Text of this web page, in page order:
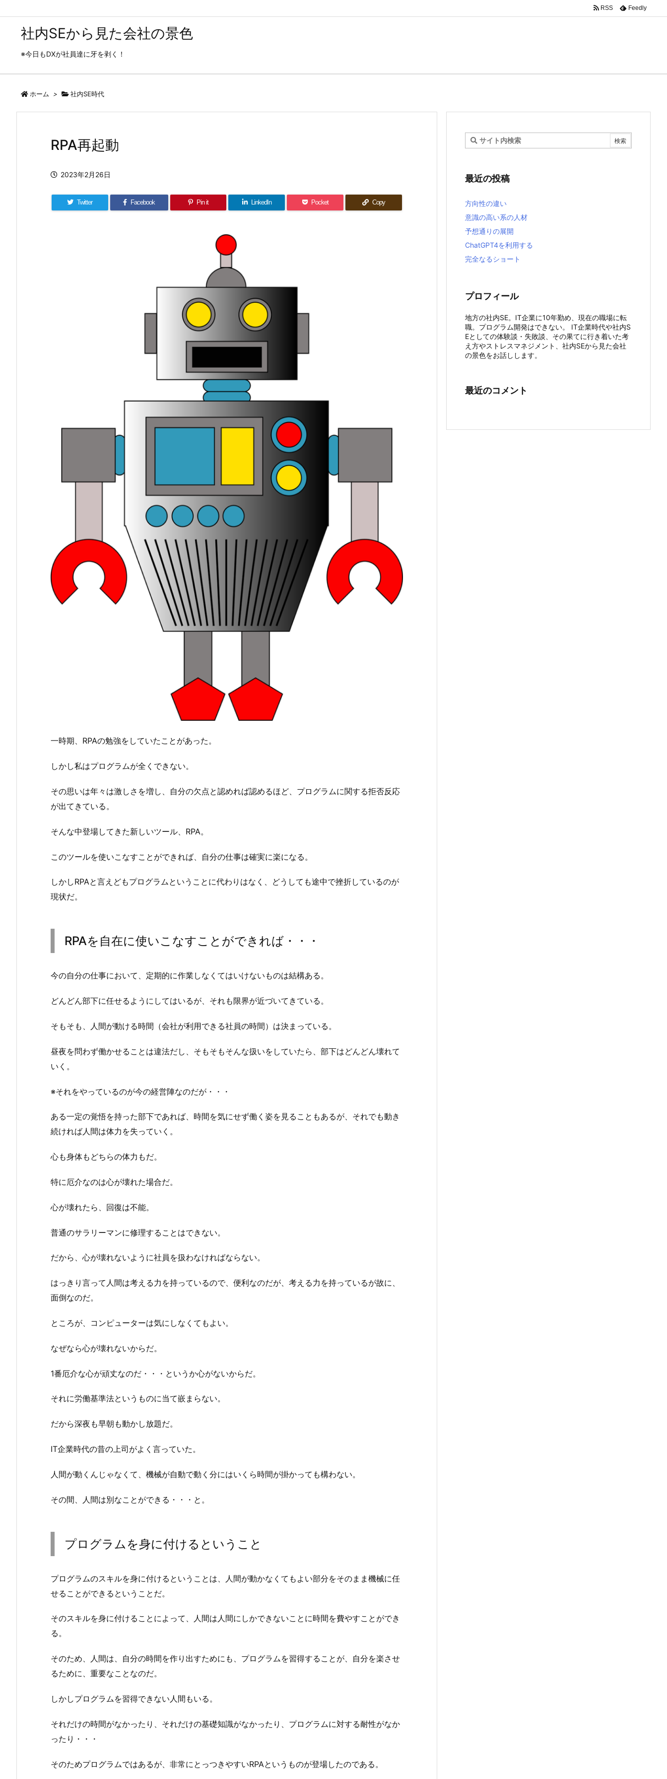
社内SEから見た会社の景色
※今日もDXが社員達に牙を剥く！
RSS Feedly
ホーム > 社内SE時代
RPA再起動
2023年2月26日
Twitter Facebook Pin it LinkedIn Pocket Copy
一時期、RPAの勉強をしていたことがあった。
しかし私はプログラムが全くできない。
その思いは年々は激しさを増し、自分の欠点と認めれば認めるほど、プログラムに関する拒否反応
が出てきている。
そんな中登場してきた新しいツール、RPA。
このツールを使いこなすことができれば、自分の仕事は確実に楽になる。
しかしRPAと言えどもプログラムということに代わりはなく、どうしても途中で挫折しているのが
現状だ。
RPAを自在に使いこなすことができれば・・・
今の自分の仕事において、定期的に作業しなくてはいけないものは結構ある。
どんどん部下に任せるようにしてはいるが、それも限界が近づいてきている。
そもそも、人間が動ける時間（会社が利用できる社員の時間）は決まっている。
昼夜を問わず働かせることは違法だし、そもそもそんな扱いをしていたら、部下はどんどん壊れて
いく。
※それをやっているのが今の経営陣なのだが・・・
ある一定の覚悟を持った部下であれば、時間を気にせず働く姿を見ることもあるが、それでも動き
続ければ人間は体力を失っていく。
心も身体もどちらの体力もだ。
特に厄介なのは心が壊れた場合だ。
心が壊れたら、回復は不能。
普通のサラリーマンに修理することはできない。
だから、心が壊れないように社員を扱わなければならない。
はっきり言って人間は考える力を持っているので、便利なのだが、考える力を持っているが故に、
面倒なのだ。
ところが、コンピューターは気にしなくてもよい。
なぜなら心が壊れないからだ。
1番厄介な心が頑丈なのだ・・・というか心がないからだ。
それに労働基準法というものに当て嵌まらない。
だから深夜も早朝も動かし放題だ。
IT企業時代の昔の上司がよく言っていた。
人間が動くんじゃなくて、機械が自動で動く分にはいくら時間が掛かっても構わない。
その間、人間は別なことができる・・・と。
プログラムを身に付けるということ
プログラムのスキルを身に付けるということは、人間が動かなくてもよい部分をそのまま機械に任
せることができるということだ。
そのスキルを身に付けることによって、人間は人間にしかできないことに時間を費やすことができ
る。
そのため、人間は、自分の時間を作り出すためにも、プログラムを習得することが、自分を楽させ
るために、重要なことなのだ。
しかしプログラムを習得できない人間もいる。
それだけの時間がなかったり、それだけの基礎知識がなかったり、プログラムに対する耐性がなか
ったり・・・
そのためプログラムではあるが、非常にとっつきやすいRPAというものが登場したのである。
最近の投稿
方向性の違い
意識の高い系の人材
予想通りの展開
ChatGPT4を利用する
完全なるショート
プロフィール
地方の社内SE。IT企業に10年勤め、現在の職場に転
職。プログラム開発はできない。 IT企業時代や社内S
Eとしての体験談・失敗談、その果てに行き着いた考
え方やストレスマネジメント、社内SEから見た会社
の景色をお話しします。
最近のコメント